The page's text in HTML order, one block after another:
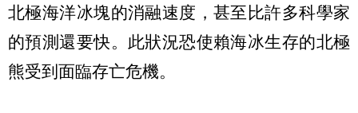
北極海洋冰塊的消融速度，甚至比許多科學家
的預測還要快。此狀況恐使賴海冰生存的北極
熊受到面臨存亡危機。